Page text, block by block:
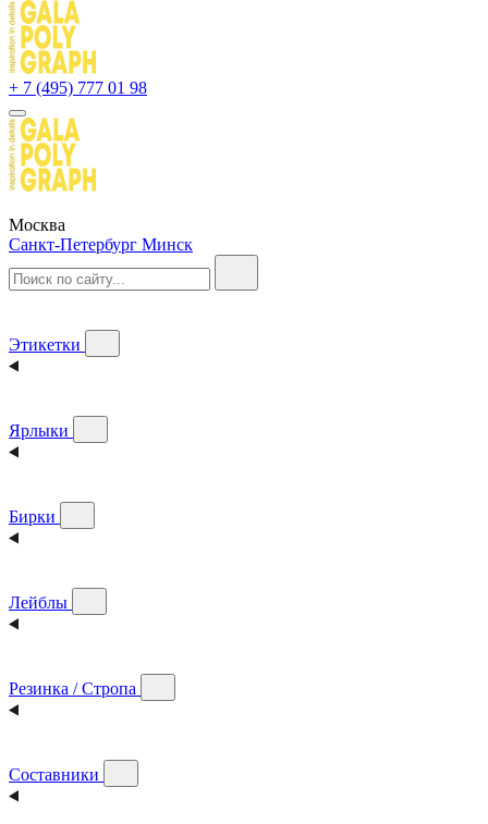
+ 7 (495) 777 01 98
Москва
Санкт-Петербург Минск
Этикетки
Ярлыки
Бирки
Лейблы
Резинка / Стропа
Составники